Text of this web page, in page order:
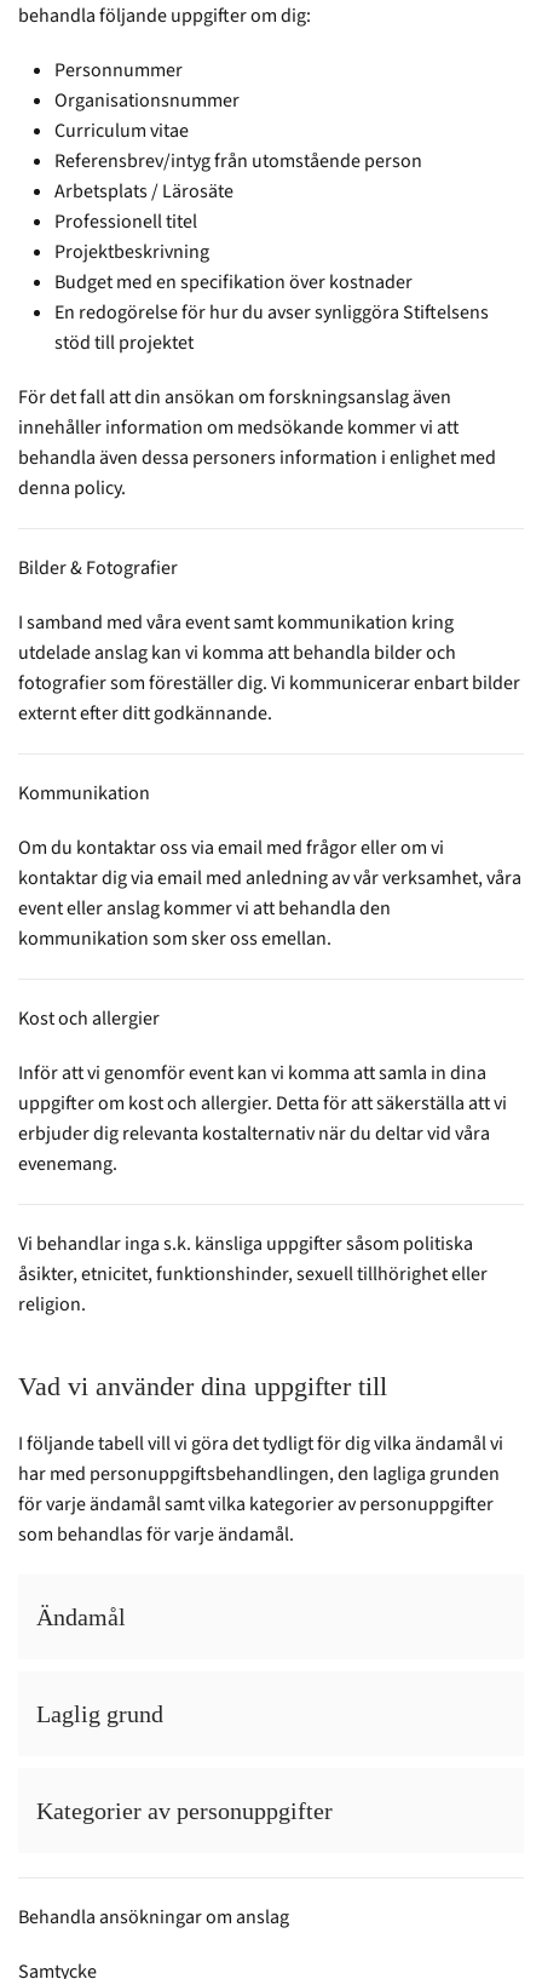
behandla följande uppgifter om dig:
Personnummer
Organisationsnummer
Curriculum vitae
Referensbrev/intyg från utomstående person
Arbetsplats / Lärosäte
Professionell titel
Projektbeskrivning
Budget med en specifikation över kostnader
En redogörelse för hur du avser synliggöra Stiftelsens
stöd till projektet
För det fall att din ansökan om forskningsanslag även
innehåller information om medsökande kommer vi att
behandla även dessa personers information i enlighet med
denna policy.
Bilder & Fotografier
I samband med våra event samt kommunikation kring
utdelade anslag kan vi komma att behandla bilder och
fotografier som föreställer dig. Vi kommunicerar enbart bilder
externt efter ditt godkännande.
Kommunikation
Om du kontaktar oss via email med frågor eller om vi
kontaktar dig via email med anledning av vår verksamhet, våra
event eller anslag kommer vi att behandla den
kommunikation som sker oss emellan.
Kost och allergier
Inför att vi genomför event kan vi komma att samla in dina
uppgifter om kost och allergier. Detta för att säkerställa att vi
erbjuder dig relevanta kostalternativ när du deltar vid våra
evenemang.
Vi behandlar inga s.k. känsliga uppgifter såsom politiska
åsikter, etnicitet, funktionshinder, sexuell tillhörighet eller
religion.
Vad vi använder dina uppgifter till
I följande tabell vill vi göra det tydligt för dig vilka ändamål vi
har med personuppgiftsbehandlingen, den lagliga grunden
för varje ändamål samt vilka kategorier av personuppgifter
som behandlas för varje ändamål.
Ändamål
Laglig grund
Kategorier av personuppgifter
Behandla ansökningar om anslag
Samtycke